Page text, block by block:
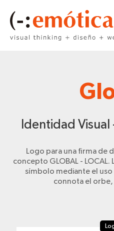
Identidad
Logo para una firma de
concepto GLOBAL -
símbolo mediante el uso
connota el orbe,